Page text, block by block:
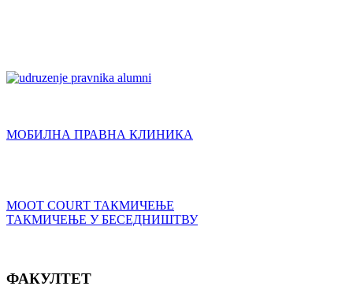
МОБИЛНА ПРАВНА КЛИНИКА
MOOT COURT ТАКМИЧЕЊЕ
ТАКМИЧЕЊЕ У БЕСЕДНИШТВУ
ФАКУЛТЕТ